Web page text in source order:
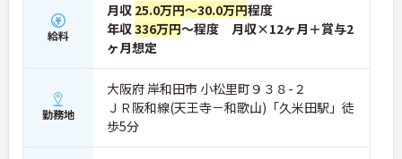
給料
月収 25.0万円～30.0万円程度
年収336万円～程度 月収×12ヶ月＋賞与2
ヶ月想定
勤務地
大阪府 岸和田市 小松里町９３８-２
ＪＲ阪和線(天王寺－和歌山)「久米田駅」徒
歩5分